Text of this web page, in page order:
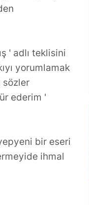
' adlı teklisini
yorumlamak
sözler
ederim '
bir eseri
ihmal